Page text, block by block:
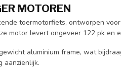
MOTOREN
toermotorfiets, ontworpen
motor levert ongeveer 122 pk
aluminium frame, wat
aanzienlijk.